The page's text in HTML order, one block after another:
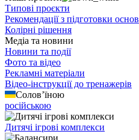
Типові проєкти
Рекомендації з підготовки основ
Колірні рішення
Медіа та новини
Новини та події
Фото та відео
Рекламні матеріали
Відео-інструкції до тренажерів
Солов’їною
російською
Дитячі ігрові комплекси